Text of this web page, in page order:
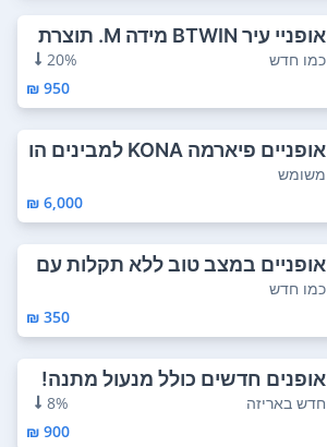
אופניי עיר BTWIN מידה M. תוצרת
פורטוגל ...
כמו חדש
20%
950 ₪
אופניים פיארמה KONA למבינים הו
רכבה מערכת...
משומש
6,000 ₪
אופניים במצב טוב ללא תקלות עם
הילוכים
כמו חדש
350 ₪
אופנים חדשים כולל מנעול מתנה!
קיבלטי או...
חדש באריזה
8%
900 ₪